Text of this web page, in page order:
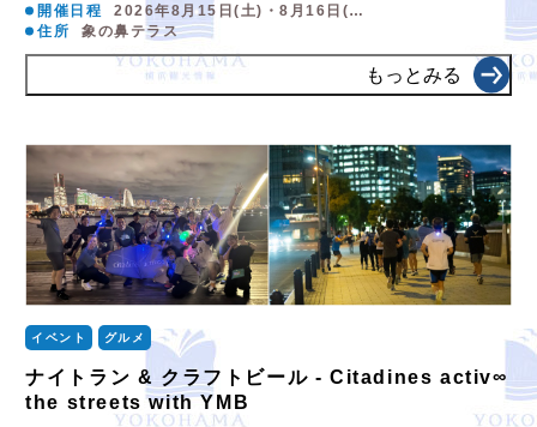
開催日程
2026年8月15日(土)・8月16日(…
住所
象の鼻テラス
もっとみる
イベント グルメ
ナイトラン & クラフトビール - Citadines activ∞
the streets with YMB